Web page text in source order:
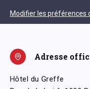
Modifier les préférences
Adresse
Hôtel du Greffe